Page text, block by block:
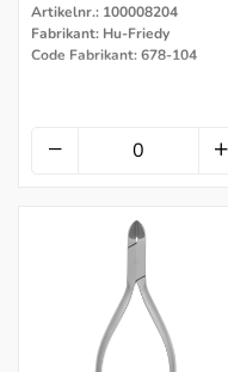
Artikelnr.: 100008204
Fabrikant: Hu-Friedy
Code Fabrikant: 678-104